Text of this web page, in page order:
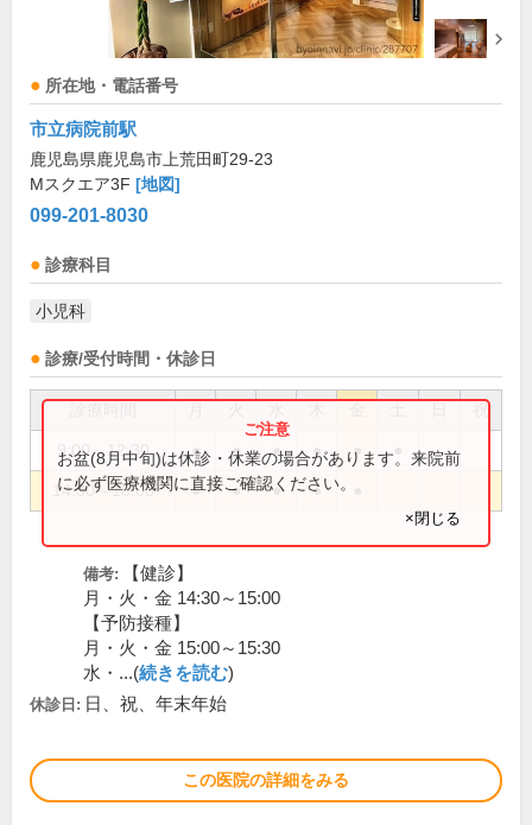
所在地・電話番号
市立病院前駅
鹿児島県鹿児島市上荒田町29-23
Mスクエア3F [地図]
099-201-8030
診療科目
小児科
診療/受付時間・休診日
祝
9:00～12:30 ● ● ● ● ●
14:30～18:00 ● ● ● ●
お盆(8月中旬)は休診・休業の場合があります。来院前
に必ず医療機関に直接ご確認ください。
×閉じる
備考:
【健診】
月・火・金 14:30～15:00
【予防接種】
月・火・金 15:00～15:30
水・...(続きを読む)
休診日: 日、祝、年末年始
この医院の詳細をみる